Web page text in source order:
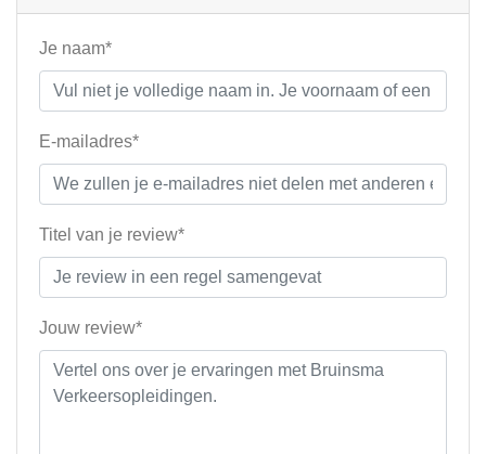
Je naam*
E-mailadres*
Titel van je review*
Jouw review*